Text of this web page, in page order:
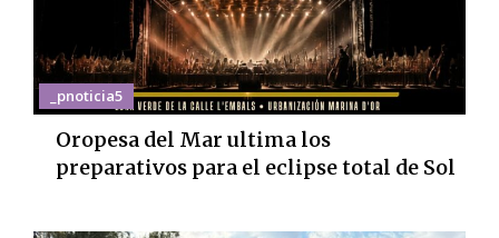
_pnoticia5
Oropesa del Mar ultima los
preparativos para el eclipse total de Sol